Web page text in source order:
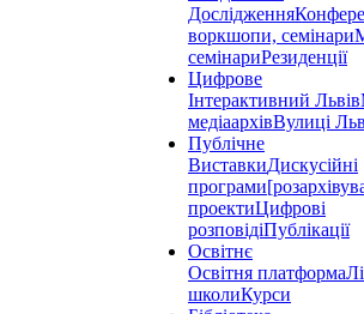
Дослідження
воркшопи, семінари
семінариРезиденції
Цифрове
Інтерактивний Львів
медіаархівВулиці
Публічне
ВиставкиДискусійні
програми
проектиЦифрові
розповідіПублікації
Освітнє
Освітня платформа
школиКурси